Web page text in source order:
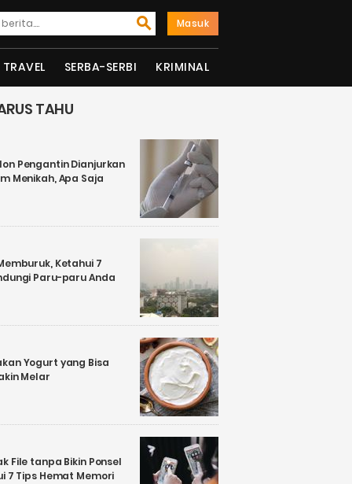
Masuk
TRAVEL SERBA-SERBI KRIMINAL
TAHU
Pengantin Dianjurkan
Menikah, Apa Saja
Ketahui 7
Paru-paru Anda
Yogurt yang Bisa
Melar
File tanpa Bikin Ponsel
7 Tips Hemat Memori